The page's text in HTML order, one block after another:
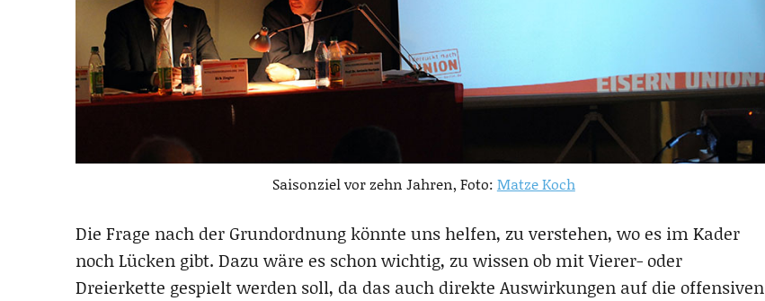
Saisonziel vor zehn Jahren, Foto: Matze Koch
Die Frage nach der Grundordnung könnte uns helfen, zu verstehen, wo es im Kader
noch Lücken gibt. Dazu wäre es schon wichtig, zu wissen ob mit Vierer- oder
Dreierkette gespielt werden soll, da das auch direkte Auswirkungen auf die offensiven